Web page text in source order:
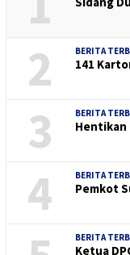
2 BERITA
141
3 BERITA
Hentikan
4 BERITA
Pemkot
BERITA
Ketua